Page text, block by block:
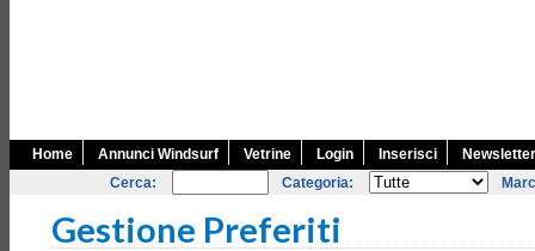
Home Annunci Windsurf Vetrine Login Inserisci
Newsletter
Cerca:
Categoria:
Gestione Preferiti